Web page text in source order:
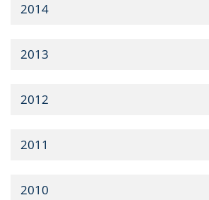
2014
2013
2012
2011
2010